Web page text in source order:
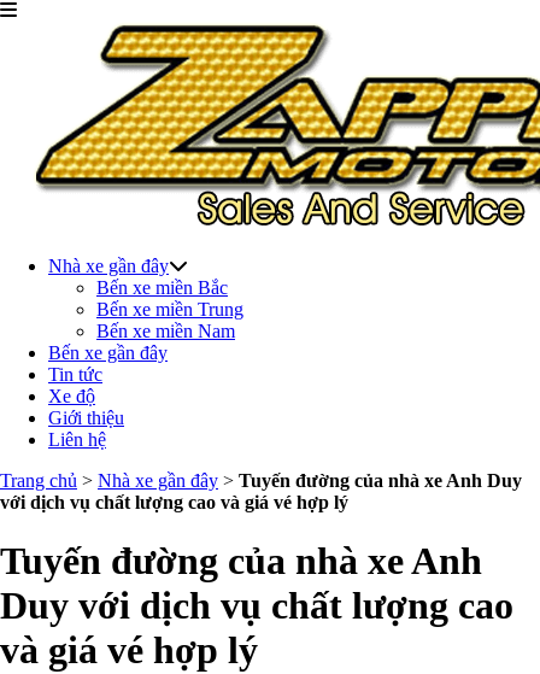
Nhà xe gần đây
Bến xe miền Bắc
Bến xe miền Trung
Bến xe miền Nam
Bến xe gần đây
Tin tức
Xe độ
Giới thiệu
Liên hệ
Trang chủ > Nhà xe gần đây > Tuyến đường của nhà xe Anh Duy
với dịch vụ chất lượng cao và giá vé hợp lý
Tuyến đường của nhà xe Anh
Duy với dịch vụ chất lượng cao
và giá vé hợp lý